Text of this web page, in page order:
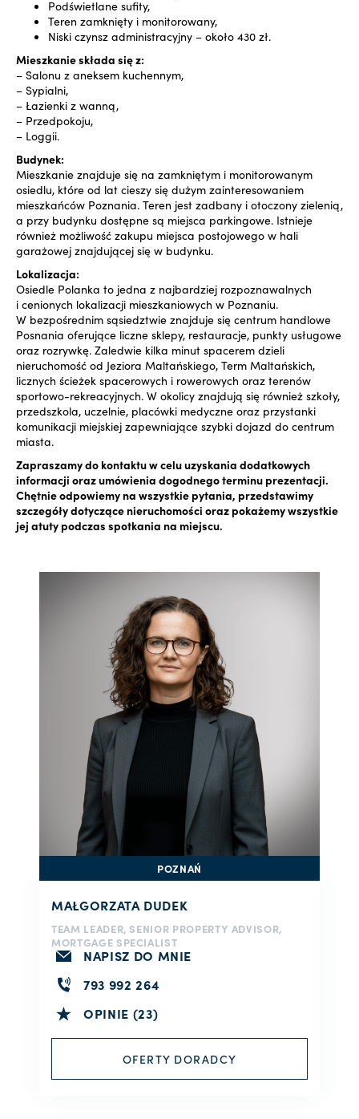
Podświetlane sufity,
Teren zamknięty i monitorowany,
Niski czynsz administracyjny – około 430 zł.
Mieszkanie składa się z:
– Salonu z aneksem kuchennym,
– Sypialni,
– Łazienki z wanną,
– Przedpokoju,
– Loggii.
Budynek:
Mieszkanie znajduje się na zamkniętym i monitorowanym
osiedlu, które od lat cieszy się dużym zainteresowaniem
mieszkańców Poznania. Teren jest zadbany i otoczony zielenią,
a przy budynku dostępne są miejsca parkingowe. Istnieje
również możliwość zakupu miejsca postojowego w hali
garażowej znajdującej się w budynku.
Lokalizacja:
Osiedle Polanka to jedna z najbardziej rozpoznawalnych
i cenionych lokalizacji mieszkaniowych w Poznaniu.
W bezpośrednim sąsiedztwie znajduje się centrum handlowe
Posnania oferujące liczne sklepy, restauracje, punkty usługowe
oraz rozrywkę. Zaledwie kilka minut spacerem dzieli
nieruchomość od Jeziora Maltańskiego, Term Maltańskich,
licznych ścieżek spacerowych i rowerowych oraz terenów
sportowo-rekreacyjnych. W okolicy znajdują się również szkoły,
przedszkola, uczelnie, placówki medyczne oraz przystanki
komunikacji miejskiej zapewniające szybki dojazd do centrum
miasta.
Zapraszamy do kontaktu w celu uzyskania dodatkowych
informacji oraz umówienia dogodnego terminu prezentacji.
Chętnie odpowiemy na wszystkie pytania, przedstawimy
szczegóły dotyczące nieruchomości oraz pokażemy wszystkie
jej atuty podczas spotkania na miejscu.
POZNAŃ
MAŁGORZATA DUDEK
TEAM LEADER, SENIOR PROPERTY ADVISOR,
MORTGAGE SPECIALIST
NAPISZ DO MNIE
793 992 264
OPINIE (23)
OFERTY DORADCY